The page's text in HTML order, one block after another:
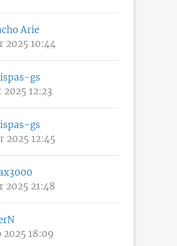
Arie
2025 10:44
gs
2025 12:23
gs
2025 12:45
2025 21:48
2025 18:09